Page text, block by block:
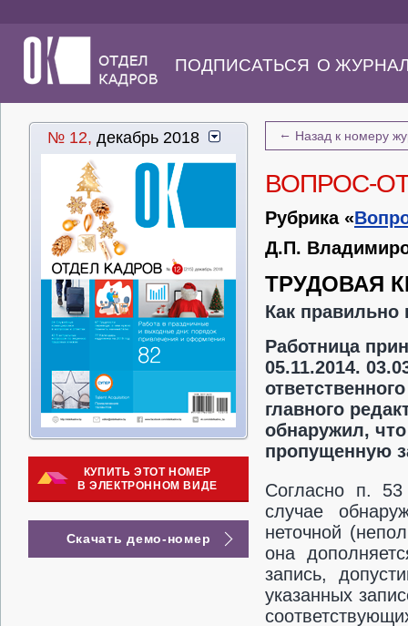
ПОДПИСАТЬСЯ О
№ 12, декабрь 2018
КУПИТЬ ЭТОТ НОМЕР
В ЭЛЕКТРОННОМ ВИДЕ
Скачать демо-номер
← Назад к номеру
ВОПРОС-
Рубрика «
Д.П.
ТРУДОВАЯ
Как правильно
Работница
05.11.2014.
главного
обнаружил,
пропущенную
Согласно п. 53
случае
неточной
она
запись,
указанных